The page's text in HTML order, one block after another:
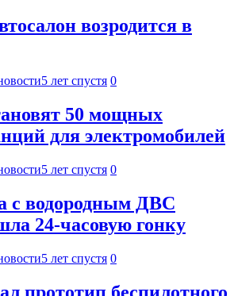
возродится в
5 лет спустя 0
50 мощных
для электромобилей
5 лет спустя 0
с водородным ДВС
24-часовую гонку
5 лет спустя 0